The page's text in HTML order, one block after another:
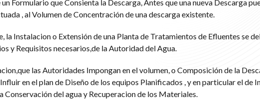
Formulario que Consienta la Descarga, Antes que una nueva Descarga
, al Volumen de Concentración de una descarga existente.
la Instalacion o Extensión de una Planta de Tratamientos de Efluentes se
y Requisitos necesarios,de la Autoridad del Agua.
las Autoridades Impongan en el volumen, o Composición de la
en el plan de Diseño de los equipos Planificados , y en particular el de
Conservación del agua y Recuperacion de los Materiales.